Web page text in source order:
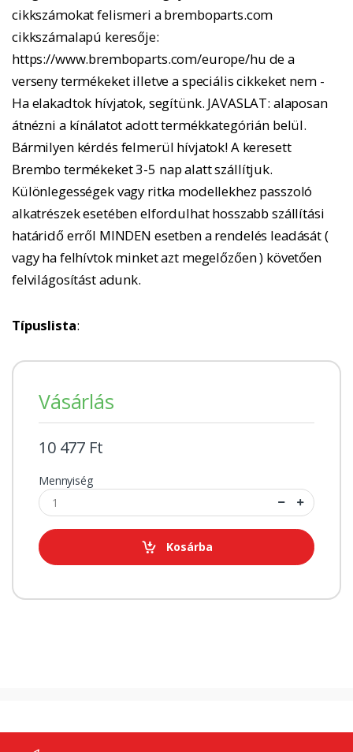
cikkszámokat felismeri a bremboparts.com
cikkszámalapú keresője:
https://www.bremboparts.com/europe/hu de a
verseny termékeket illetve a speciális cikkeket nem -
Ha elakadtok hívjatok, segítünk. JAVASLAT: alaposan
átnézni a kínálatot adott termékkategórián belül.
Bármilyen kérdés felmerül hívjatok! A keresett
Brembo termékeket 3-5 nap alatt szállítjuk.
Különlegességek vagy ritka modellekhez passzoló
alkatrészek esetében elfordulhat hosszabb szállítási
határidő erről MINDEN esetben a rendelés leadását (
vagy ha felhívtok minket azt megelőzően ) követően
felvilágosítást adunk.
Típuslista:
Vásárlás
10 477 Ft
Mennyiség
Kosárba